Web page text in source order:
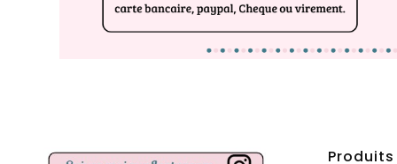
Produits